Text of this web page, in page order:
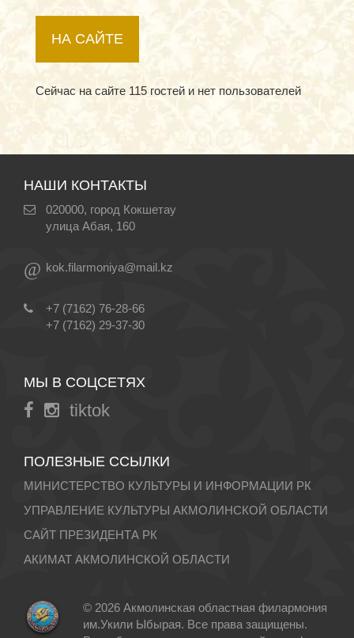
НА САЙТЕ
Сейчас на сайте 115 гостей и нет пользователей
НАШИ КОНТАКТЫ
020000, город Кокшетау
улица Абая, 160
@ kok.filarmoniya@mail.kz
+7 (7162) 76-28-66
+7 (7162) 29-37-30
МЫ В СОЦСЕТЯХ
tiktok
ПОЛЕЗНЫЕ ССЫЛКИ
МИНИСТЕРСТВО КУЛЬТУРЫ И ИНФОРМАЦИИ РК
УПРАВЛЕНИЕ КУЛЬТУРЫ АКМОЛИНСКОЙ ОБЛАСТИ
САЙТ ПРЕЗИДЕНТА РК
АКИМАТ АКМОЛИНСКОЙ ОБЛАСТИ
© 2026 Акмолинская областная филармония
им.Укили Ыбырая. Все права защищены.